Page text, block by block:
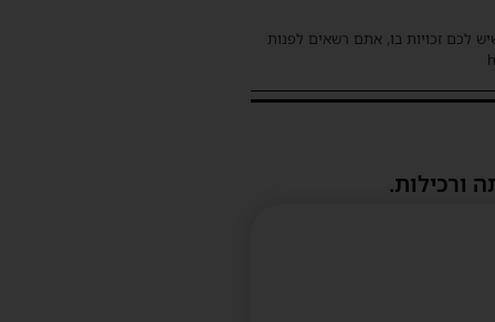
לכם זכויות בו, אתם רשאים לפנות
ורכילות.